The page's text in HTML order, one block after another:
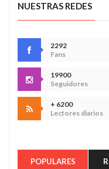
NUESTRAS REDES
2292
Fans
19900
Seguidores
+ 6200
Lectores diarios
POPULARES